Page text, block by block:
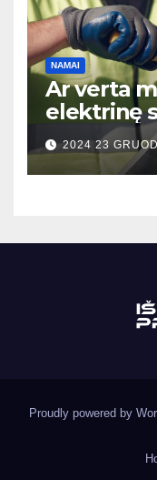
NAMAI
Ar verta
elektrinę
faktai,
2024 23
Proudly powered by